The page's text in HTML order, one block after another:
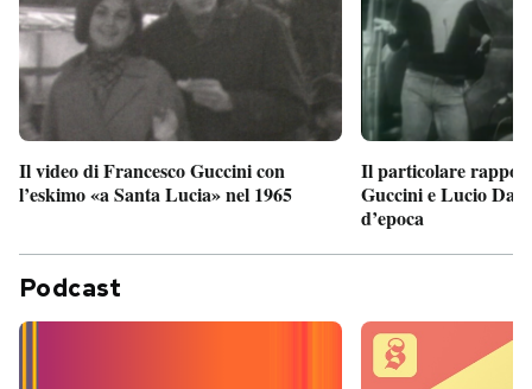
Il video di Francesco Guccini con
l’eskimo «a Santa Lucia» nel 1965
Il particolare
Guccini e Lucio
d’epoca
Podcast